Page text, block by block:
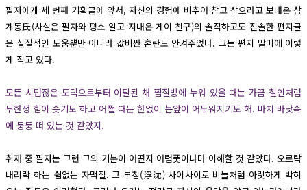
필자에게 세 번째 기획글에 앞서, 자신의 경험에 비추어 참고 삼으라고 보내온 상
계동氏(사실은 필자와 평소 알고 지내온 게이 친구)의 솔직하고도 진솔한 편지글
은 실질적인 도움뿐만 아니라 값비싼 혼란도 안겨주었다. 그는 편지 말미에 이렇
게 적고 있다.
모든 시덥잖은 도덕으로부터 이탈된 채 찜질방에 누워 있을 때는 가끔 철인처럼
무한정 힘이 솟기도 하고 어쩔 때는 한없이 눈앞이 어두워지기도 해. 마치 바닷속
에 둥둥 떠 있는 것 같았지.
취재 중 필자는 그런 그의 기분이 어떤지 어렴풋이나마 이해할 것 같았다. 오르락
내리락 하는 쉼없는 자맥질. 그 부침(浮沈) 사이사이로 비늘처럼 아릿하게 박혀